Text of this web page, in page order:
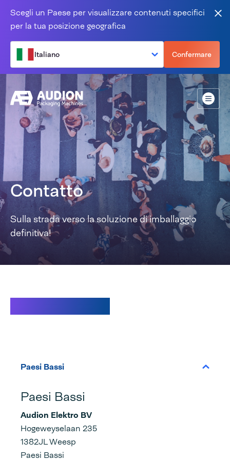
Scegli un Paese per visualizzare contenuti specifici
per la tua posizione geografica
Italiano Confermare
Menù
Contatto
Sulla strada verso la soluzione di imballaggio
definitiva!
Paesi Bassi
Paesi Bassi
Audion Elektro BV
Hogeweyselaan 235
1382JL Weesp
Paesi Bassi